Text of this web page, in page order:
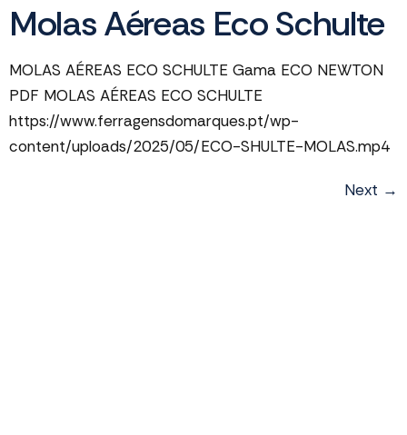
Molas Aéreas Eco Schulte
MOLAS AÉREAS ECO SCHULTE Gama ECO NEWTON
PDF MOLAS AÉREAS ECO SCHULTE
https://www.ferragensdomarques.pt/wp-
content/uploads/2025/05/ECO-SHULTE-MOLAS.mp4
Next →